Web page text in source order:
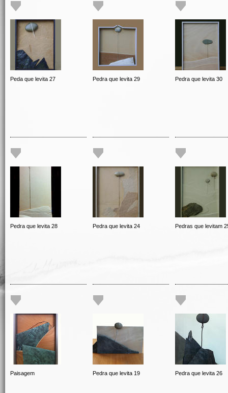
Peda que levita 27 Pedra que levita 29 Pedra que levita 30
Pedra que levita 28 Pedra que levita 24 Pedras que levitam
Paisagem Pedra que levita 19 Pedra que levita 26